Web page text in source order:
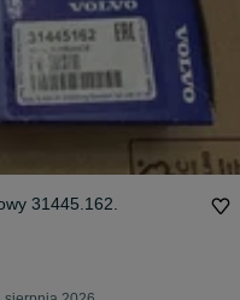
31445.162.